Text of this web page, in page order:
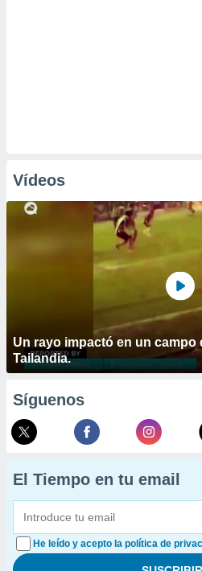
Vídeos
Un rayo impactó en un campo
Tailandia.
Síguenos
El Tiempo en tu email
He leído y acepto la política de